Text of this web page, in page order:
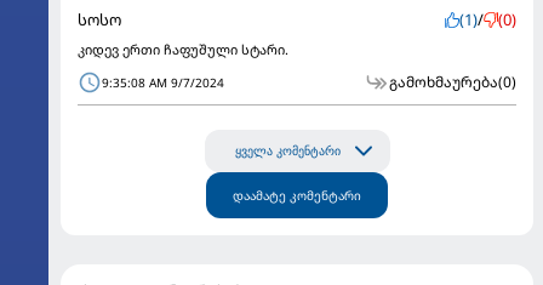
სოსო (1)/ (0)
კიდევ ერთი ჩაფუშული სტარი.
9:35:08 AM 9/7/2024 გამოხმაურება(0)
ყველა კომენტარი
დაამატე კომენტარი